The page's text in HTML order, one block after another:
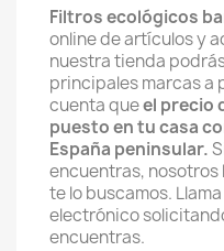
Filtros ecológicos
online de artículos y
nuestra tienda
principales marcas a
cuenta queel precio
puesto en tu casa
España peninsular.
encuentras, nosotros
te lo buscamos.
electrónico
encuentras.